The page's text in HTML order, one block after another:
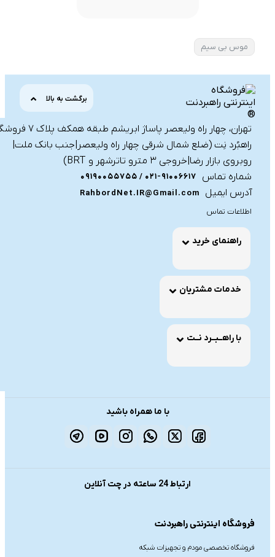
موس بی سیم
برگشت به بالا
تهران، چهار راه ولیعصر پاساژ ابریشم طبقه
راهبُرد نِت (ضلع شمال شرقی چهار راه ولیعصر|جنب بانک ملت|
روبروی بازار رضا|خروجی ۳ مترو تاترشهر و BRT)‎‎
شماره تماس
021-91006617 / 09190055755
آدرس ایمیل
RahbordNet.IR@Gmail.com
اطلاعات تماس
راهنمای خرید
خدمات مشتریان
با راهــبــرد نــت
با ما همراه باشید
ارتباط 24 ساعته در چت آنلاین
فروشگاه اینترنتی راهبردنت
فروشگاه تخصصی مودم و تجهیزات شبکه